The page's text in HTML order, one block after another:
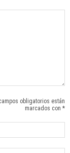
obligatorios están
marcados con *